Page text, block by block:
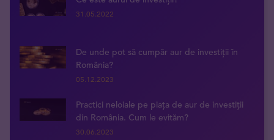
31.05.2022
De unde pot să cumpăr aur de investiții în
România?
05.12.2023
Practici neloiale pe piața de aur de investiții
din România. Cum le evităm?
30.06.2023